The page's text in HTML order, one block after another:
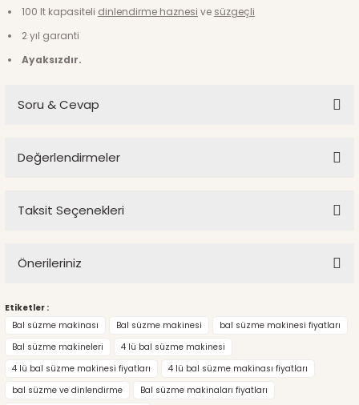
100 lt kapasiteli dinlendirme haznesi ve süzgeçli
2 yıl garanti
Ayaksızdır.
Soru & Cevap
Değerlendirmeler
Taksit Seçenekleri
Önerileriniz
Bu ürünün fiyat bilgisi, resim, ürün açıklamalarında ve diğer
konularda yetersiz gördüğünüz noktaları öneri formunu
kullanarak tarafımıza iletebilirsiniz.
Görüş ve önerileriniz için teşekkür ederiz.
Etiketler :
Bal süzme makinası
Bal süzme makinesi
bal süzme makinesi fiyatları
Bal süzme makineleri
4 lü bal süzme makinesi
4 lü bal süzme makinesi fiyatları
4 lü bal süzme makinası fiyatları
bal süzme ve dinlendirme
Bal süzme makinaları fiyatları